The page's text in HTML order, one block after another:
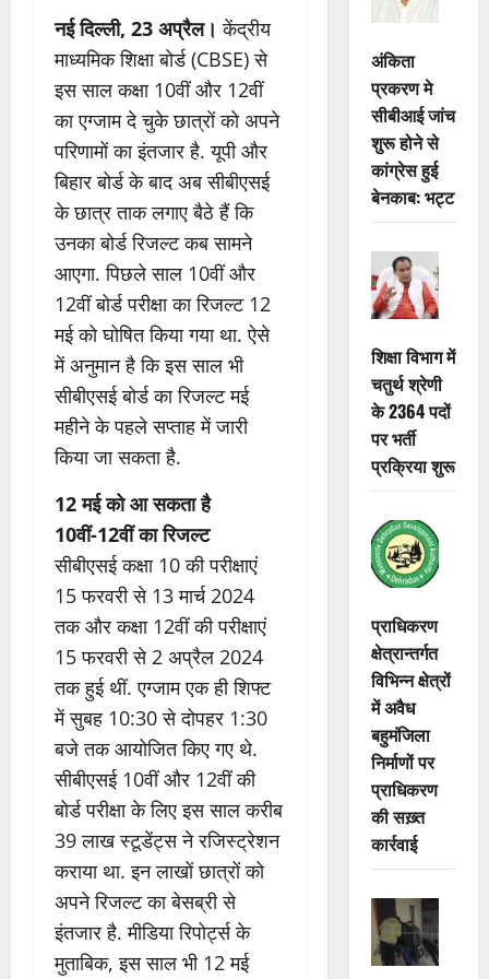
नई दिल्ली, 23 अप्रैल। केंद्रीय
माध्यमिक शिक्षा बोर्ड (CBSE) से
इस साल कक्षा 10वीं और 12वीं
का एग्जाम दे चुके छात्रों को अपने
परिणामों का इंतजार है. यूपी और
बिहार बोर्ड के बाद अब सीबीएसई
के छात्र ताक लगाए बैठे हैं कि
उनका बोर्ड रिजल्ट कब सामने
आएगा. पिछले साल 10वीं और
12वीं बोर्ड परीक्षा का रिजल्ट 12
मई को घोषित किया गया था. ऐसे
में अनुमान है कि इस साल भी
सीबीएसई बोर्ड का रिजल्ट मई
महीने के पहले सप्ताह में जारी
किया जा सकता है.
12 मई को आ सकता है
10वीं-12वीं का रिजल्ट
सीबीएसई कक्षा 10 की परीक्षाएं
15 फरवरी से 13 मार्च 2024
तक और कक्षा 12वीं की परीक्षाएं
15 फरवरी से 2 अप्रैल 2024
तक हुई थीं. एग्जाम एक ही शिफ्ट
में सुबह 10:30 से दोपहर 1:30
बजे तक आयोजित किए गए थे.
सीबीएसई 10वीं और 12वीं की
बोर्ड परीक्षा के लिए इस साल करीब
39 लाख स्टूडेंट्स ने रजिस्ट्रेशन
कराया था. इन लाखों छात्रों को
अपने रिजल्ट का बेसब्री से
इंतजार है. मीडिया रिपोर्ट्स के
मुताबिक, इस साल भी 12 मई
अंकिता
प्रकरण मे
सीबीआई जांच
शुरू होने से
कांग्रेस हुई
बेनकाब: भट्ट
शिक्षा विभाग में
चतुर्थ श्रेणी
के 2364 पदों
पर भर्ती
प्रक्रिया शुरू
प्राधिकरण
क्षेत्रान्तर्गत
विभिन्न क्षेत्रों
में अवैध
बहुमंजिला
निर्माणों पर
प्राधिकरण
की सख़्त
कार्रवाई